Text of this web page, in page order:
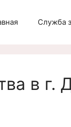
Служба
в г.